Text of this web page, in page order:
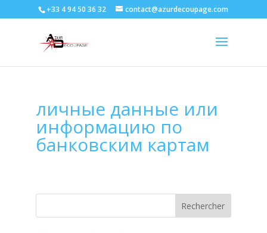
+33 4 94 50 36 32 contact@azurdecoupage.com
личные данные или
информацию по
банковским картам